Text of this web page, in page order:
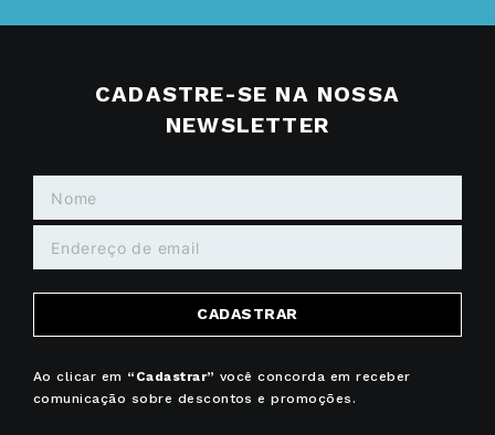
CADASTRE-SE NA NOSSA
NEWSLETTER
CADASTRAR
Ao clicar em “Cadastrar” você concorda em receber
comunicação sobre descontos e promoções.